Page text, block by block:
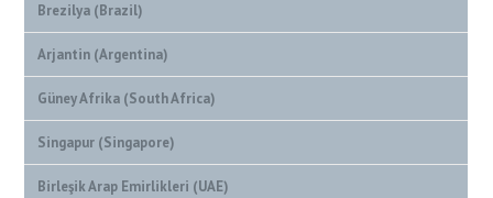
Brezilya (Brazil)
Arjantin (Argentina)
Güney Afrika (South Africa)
Singapur (Singapore)
Birleşik Arap Emirlikleri (UAE)